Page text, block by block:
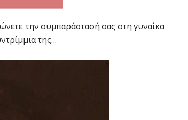
την συμπαράστασή σας στη γυναίκα
της…